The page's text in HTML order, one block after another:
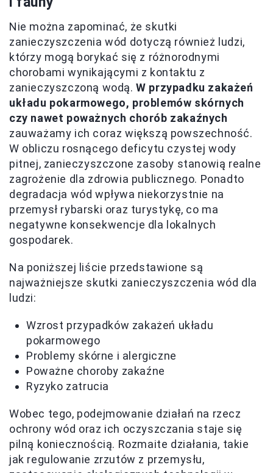
Nie można zapominać, że skutki
zanieczyszczenia wód dotyczą również ludzi,
którzy mogą borykać się z różnorodnymi
chorobami wynikającymi z kontaktu z
zanieczyszczoną wodą.W przypadku zakażeń
układu pokarmowego, problemów skórnych
czy nawet poważnych chorób zakaźnych
zauważamy ich coraz większą powszechność.
W obliczu rosnącego deficytu czystej wody
pitnej, zanieczyszczone zasoby stanowią realne
zagrożenie dla zdrowia publicznego. Ponadto
degradacja wód wpływa niekorzystnie na
przemysł rybarski oraz turystykę, co ma
negatywne konsekwencje dla lokalnych
gospodarek.
Na poniższej liście przedstawione są
najważniejsze skutki zanieczyszczenia wód dla
ludzi:
Wzrost przypadków zakażeń układu
pokarmowego
Problemy skórne i alergiczne
Poważne choroby zakaźne
Ryzyko zatrucia
Wobec tego, podejmowanie działań na rzecz
ochrony wód oraz ich oczyszczania staje się
pilną koniecznością. Rozmaite działania, takie
jak regulowanie zrzutów z przemysłu,